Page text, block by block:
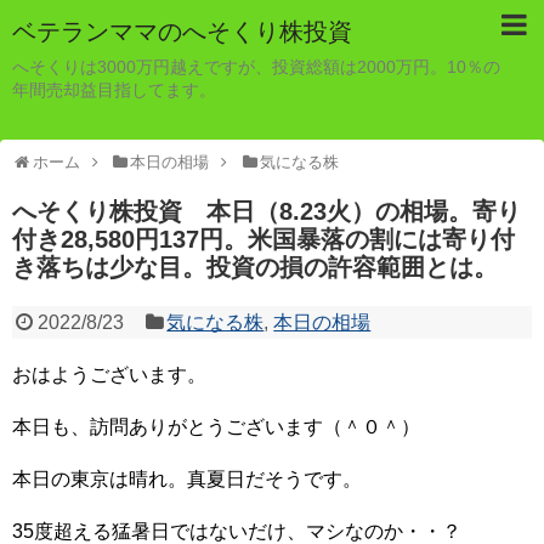
ベテランママのへそくり株投資
へそくりは3000万円越えですが、投資総額は2000万円。10％の
年間売却益目指してます。
ホーム 本日の相場 気になる株
へそくり株投資 本日（8.23火）の相場。寄り
付き28,580円137円。米国暴落の割には寄り付
き落ちは少な目。投資の損の許容範囲とは。
2022/8/23 気になる株,本日の相場
おはようございます。
本日も、訪問ありがとうございます（＾０＾）
本日の東京は晴れ。真夏日だそうです。
35度超える猛暑日ではないだけ、マシなのか・・？